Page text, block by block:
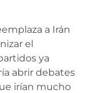
a Irán
el
ya
abrir debates
irían mucho